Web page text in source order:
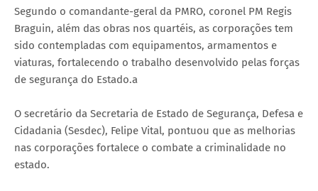
Segundo o comandante-geral da PMRO, coronel PM Regis
Braguin, além das obras nos quartéis, as corporações tem
sido contempladas com equipamentos, armamentos e
viaturas, fortalecendo o trabalho desenvolvido pelas forças
de segurança do Estado.a
O secretário da Secretaria de Estado de Segurança, Defesa e
Cidadania (Sesdec), Felipe Vital, pontuou que as melhorias
nas corporações fortalece o combate a criminalidade no
estado.